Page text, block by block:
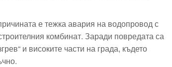
е тежка авария на водопровод с
комбинат. Заради повредата са
и високите части на града, където